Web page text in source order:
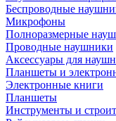
Беспроводные
Микрофоны
Полноразмерные
Проводные наушники
Аксессуары для
Планшеты и
Электронные книги
Планшеты
Инструменты и